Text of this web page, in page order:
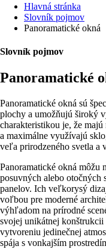
Hlavná stránka
Slovník pojmov
Panoramatické okná
Slovník pojmov
Panoramatické
Panoramatické okná sú
plochy a umožňujú široký
charakteristikou je, že
a maximálne využívajú
veľa prirodzeného svetla a
Panoramatické okná môžu
posuvných alebo otočných
panelov. Ich veľkorysý
voľbou pre moderné
výhľadom na prírodné
svojej unikátnej
vytvoreniu jedinečnej
spája s vonkajším